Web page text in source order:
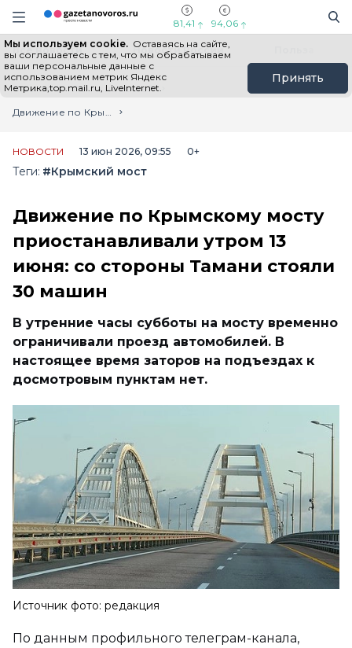
Информационный портал "ГазетаНоворос.ру"
Навигация сайта
81,41 94,06
Мы используем cookie. Оставаясь на сайте,
вы соглашаетесь с тем, что мы обрабатываем
ваши персональные данные с
использованием метрик Яндекс
Метрика,top.mail.ru, LiveInternet.
Принять
Все новости Новости России
Главная
Лента новостей
Движение по Крымскому мосту приостанавливали утром 13 июня: со стороны Тамани стояли 30 машин
НОВОСТИ 13 июн 2026, 09:55 0+
Теги: #Крымский мост
Движение по Крымскому мосту
приостанавливали утром 13
июня: со стороны Тамани стояли
30 машин
В утренние часы субботы на мосту временно
ограничивали проезд автомобилей. В
настоящее время заторов на подъездах к
досмотровым пунктам нет.
Источник фото: редакция
По данным профильного телеграм-канала,